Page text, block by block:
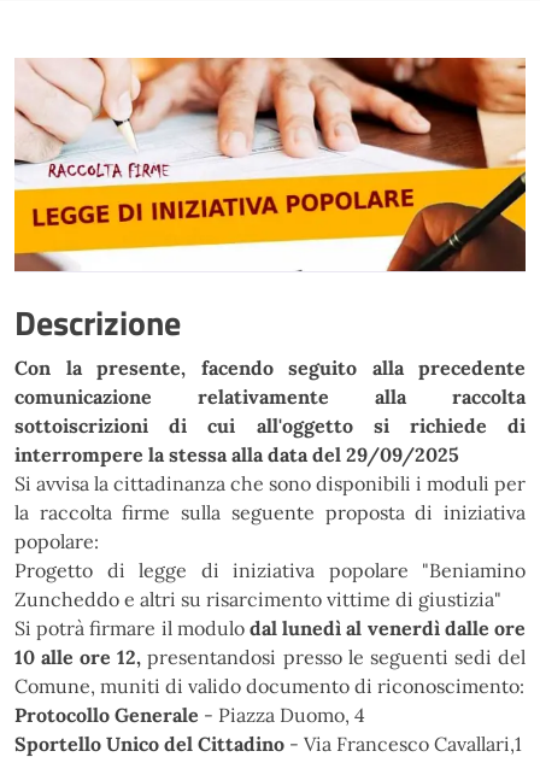
Descrizione
Con la presente, facendo seguito alla precedente
comunicazione relativamente alla raccolta
sottoiscrizioni di cui all'oggetto si richiede di
interrompere la stessa alla data del 29/09/2025
Si avvisa la cittadinanza che sono disponibili i moduli per
la raccolta firme sulla seguente proposta di iniziativa
popolare:
Progetto di legge di iniziativa popolare "Beniamino
Zuncheddo e altri su risarcimento vittime di giustizia"
Si potrà firmare il modulo dal lunedì al venerdì dalle ore
10 alle ore 12, presentandosi presso le seguenti sedi del
Comune, muniti di valido documento di riconoscimento:
Protocollo Generale - Piazza Duomo, 4
Sportello Unico del Cittadino - Via Francesco Cavallari,1